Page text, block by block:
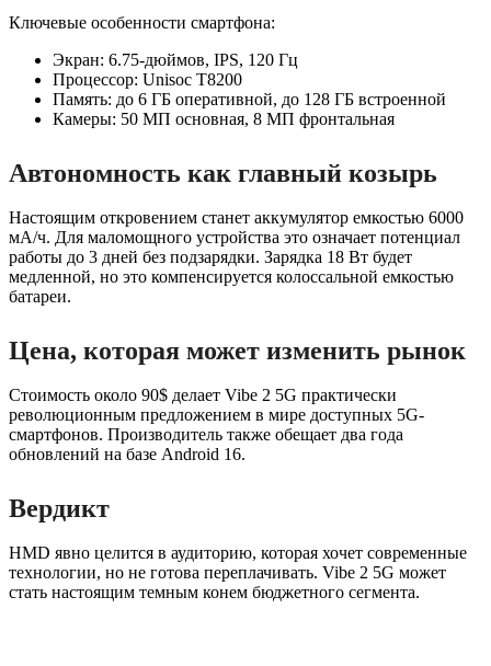
Ключевые особенности смартфона:
Экран: 6.75-дюймов, IPS, 120 Гц
Процессор: Unisoc T8200
Память: до 6 ГБ оперативной, до 128 ГБ встроенной
Камеры: 50 МП основная, 8 МП фронтальная
Автономность как главный козырь
Настоящим откровением станет аккумулятор емкостью 6000
мА/ч. Для маломощного устройства это означает потенциал
работы до 3 дней без подзарядки. Зарядка 18 Вт будет
медленной, но это компенсируется колоссальной емкостью
батареи.
Цена, которая может изменить рынок
Стоимость около 90$ делает Vibe 2 5G практически
революционным предложением в мире доступных 5G-
смартфонов. Производитель также обещает два года
обновлений на базе Android 16.
Вердикт
HMD явно целится в аудиторию, которая хочет современные
технологии, но не готова переплачивать. Vibe 2 5G может
стать настоящим темным конем бюджетного сегмента.